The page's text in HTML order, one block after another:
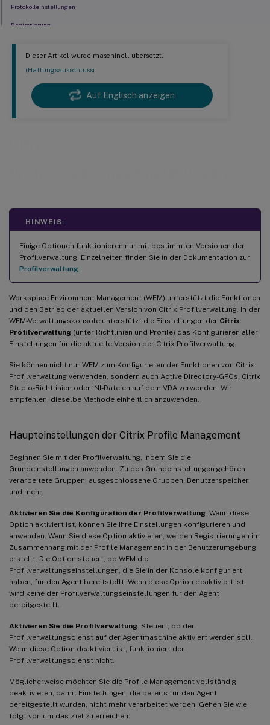
Dieser Artikel wurde maschinell übersetzt.
(Haftungsausschluss)
Auf Englisch anzeigen
HINWEIS:
Einige Optionen funktionieren nur mit bestimmten Versionen der
Profilverwaltung. Einzelheiten finden Sie in der Dokumentation zur
Profilverwaltung
Workspace Environment Management (WEM) unterstützt die Funktionen
und den Betrieb der aktuellen Version von Citrix Profilverwaltung. In der
WEM-Verwaltungskonsole unterstützt die Einstellungen der Citrix
Profilverwaltung (unter Richtlinien und Profile) das Konfigurieren aller
Einstellungen für die aktuelle Version der Citrix Profilverwaltung.
Sie können nicht nur WEM zum Konfigurieren der Funktionen von Citrix
Profilverwaltung verwenden, sondern auch Active Directory-GPOs, Citrix
Studio-Richtlinien oder INI-Dateien auf dem VDA verwenden. Wir
empfehlen, dieselbe Methode einheitlich anzuwenden.
Haupteinstellungen der Citrix Profile Management
Beginnen Sie mit der Profilverwaltung, indem Sie die
Grundeinstellungen anwenden. Zu den Grundeinstellungen gehören
verarbeitete Gruppen, ausgeschlossene Gruppen, Benutzerspeicher
und mehr.
Aktivieren Sie die Konfiguration der Profilverwaltung . Wenn diese
Option aktiviert ist, können Sie Ihre Einstellungen konfigurieren und
anwenden. Wenn Sie diese Option aktivieren, werden Registrierungen im
Zusammenhang mit der Profile Management in der Benutzerumgebung
erstellt. Die Option steuert, ob WEM die
Profilverwaltungseinstellungen, die Sie in der Konsole konfiguriert
haben, für den Agent bereitstellt. Wenn diese Option deaktiviert ist,
wird keine der Profilverwaltungseinstellungen für den Agent
bereitgestellt.
Aktivieren Sie die Profilverwaltung . Steuert, ob der
Profilverwaltungsdienst auf der Agentmaschine aktiviert werden soll.
Wenn diese Option deaktiviert ist, funktioniert der
Profilverwaltungsdienst nicht.
Möglicherweise möchten Sie die Profile Management vollständig
deaktivieren, damit Einstellungen, die bereits für den Agent
bereitgestellt wurden, nicht mehr verarbeitet werden. Gehen Sie wie
folgt vor, um das Ziel zu erreichen:
Protokolleinstellungen
Registrierung
Dateisystem
Plattformübergreifende Einstellungen